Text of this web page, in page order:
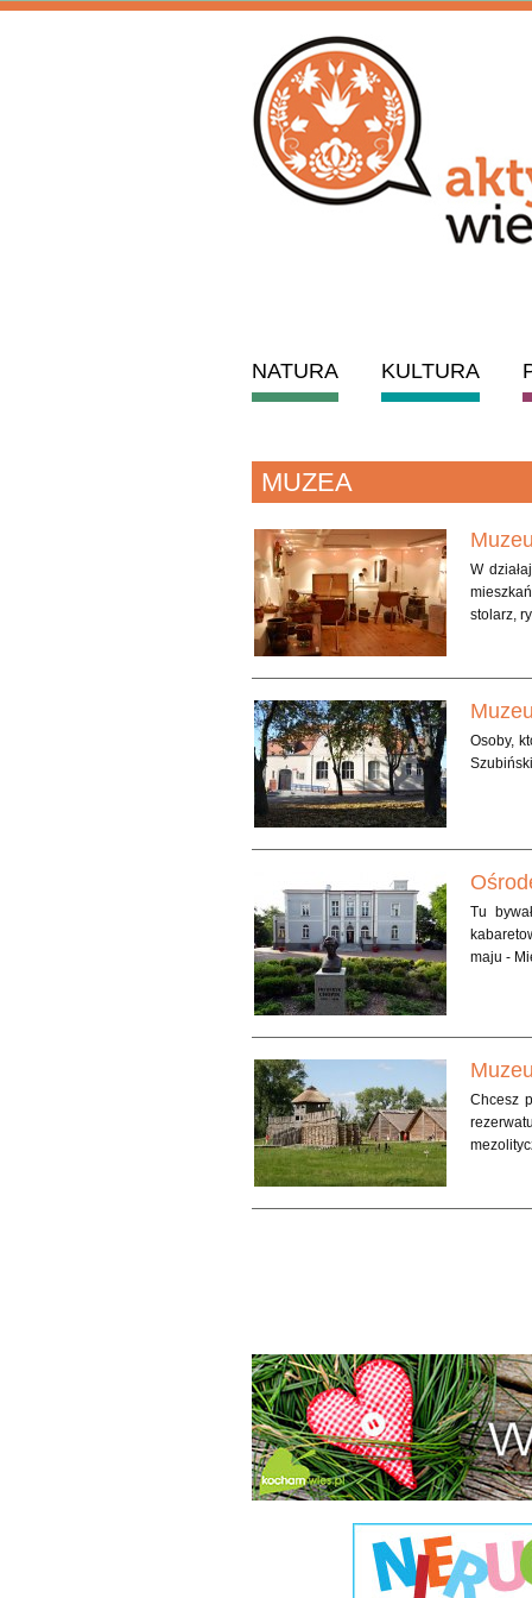
NATURA KULTURA
MUZEA
W
stolarz,
Osoby,
Tu
maju -
Chcesz